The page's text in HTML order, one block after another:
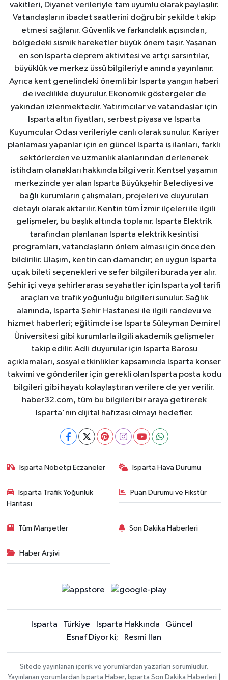
vakitleri, Diyanet verileriyle tam uyumlu olarak paylaşılır.
Vatandaşların ibadet saatlerini doğru bir şekilde takip
etmesi sağlanır. Güvenlik ve farkındalık açısından,
bölgedeki sismik hareketler büyük önem taşır. Yaşanan
en son Isparta deprem aktivitesi ve artçı sarsıntılar,
büyüklük ve merkez üssü bilgileriyle anında yayınlanır.
Ayrıca kent genelindeki önemli bir Isparta yangın haberi
de ivedilikle duyurulur. Ekonomik göstergeler de
yakından izlenmektedir. Yatırımcılar ve vatandaşlar için
Isparta altın fiyatları, serbest piyasa ve Isparta
Kuyumcular Odası verileriyle canlı olarak sunulur. Kariyer
planlaması yapanlar için en güncel Isparta iş ilanları, farklı
sektörlerden ve uzmanlık alanlarından derlenerek
istihdam olanakları hakkında bilgi verir. Kentsel yaşamın
merkezinde yer alan Isparta Büyükşehir Belediyesi ve
bağlı kurumların çalışmaları, projeleri ve duyuruları
detaylı olarak aktarılır. Kentin tüm İzmir ilçeleri ile ilgili
gelişmeler, bu başlık altında toplanır. Isparta Elektrik
tarafından planlanan Isparta elektrik kesintisi
programları, vatandaşların önlem alması için önceden
bildirilir. Ulaşım, kentin can damarıdır; en uygun Isparta
uçak bileti seçenekleri ve sefer bilgileri burada yer alır.
Şehir içi veya şehirlerarası seyahatler için Isparta yol tarifi
araçları ve trafik yoğunluğu bilgileri sunulur. Sağlık
alanında, Isparta Şehir Hastanesi ile ilgili randevu ve
hizmet haberleri; eğitimde ise Isparta Süleyman Demirel
Üniversitesi gibi kurumlarla ilgili akademik gelişmeler
takip edilir. Adli duyurular için Isparta Barosu
açıklamaları, sosyal etkinlikler kapsamında Isparta konser
takvimi ve gönderiler için gerekli olan Isparta posta kodu
bilgileri gibi hayatı kolaylaştıran verilere de yer verilir.
haber32.com, tüm bu bilgileri bir araya getirerek
Isparta'nın dijital hafızası olmayı hedefler.
Isparta Nöbetçi Eczaneler Isparta Hava Durumu
Isparta Trafik Yoğunluk
Haritası
Puan Durumu ve Fikstür
Tüm Manşetler Son Dakika Haberleri
Haber Arşivi
Isparta Türkiye Isparta Hakkında
Güncel
Esnaf Diyor ki;
Resmi İlan
Sitede yayınlanan içerik ve yorumlardan yazarları sorumludur.
Yayınlanan yorumlardan Isparta Haber, Isparta Son Dakika Haberleri |